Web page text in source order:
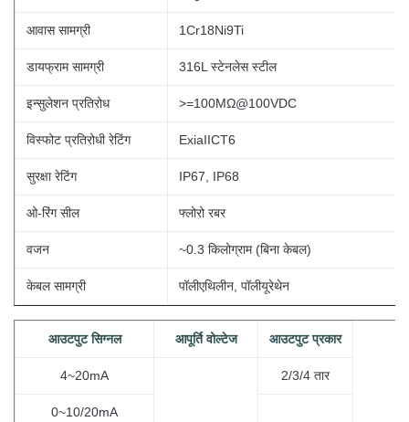
आवास सामग्री 1Cr18Ni9Ti
डायफ्राम सामग्री 316L स्टेनलेस स्टील
इन्सुलेशन प्रतिरोध >=100MΩ@100VDC
विस्फोट प्रतिरोधी रेटिंग ExiaIICT6
सुरक्षा रेटिंग IP67, IP68
ओ-रिंग सील फ्लोरो रबर
वजन ~0.3 किलोग्राम (बिना केबल)
केबल सामग्री पॉलीएथिलीन, पॉलीयूरेथेन
आउटपुट सिग्नल आपूर्ति वोल्टेज आउटपुट प्रकार
4~20mA 2/3/4 तार
0~10/20mA